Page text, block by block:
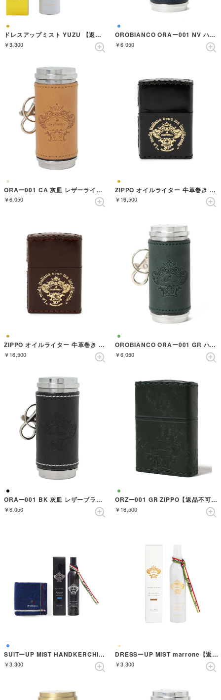
ドレスアップミスト YUZU 【返品不可商品】 （ゴールド）
￥3,300
OROBIANCO ORAー001 NV ハイザラ レザーネイビー （NAVY）
￥6,050
ORAー001 CA 灰皿 レザーライトブラウン （CAMEL）
￥6,050
ZIPPO オイルライター 牛革巻き ブラック【返品不可商品】 （ブラック）
￥16,500
ZIPPO オイルライター 牛革巻き ブラウン【返品不可商品】 （ブラウン）
￥16,500
OROBIANCO ORAー001 GR ハイザラ レザーグリーン （GREEN）
￥6,050
ORAー001 BK 灰皿 レザーブラック （BLACK）
￥6,050
ORZー001 GR ZIPPO【返品不可商品】 （GREEN）
￥16,500
SUITーUP MIST HANDKERCHIEF GIFT SET【返品不可商品】 （AZZURRO）
￥3,300
DRESSーUP MIST marrone【返品不可商品】 （MARRONE）
￥3,300